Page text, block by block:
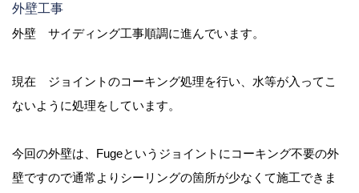
外壁工事
外壁 サイディング工事順調に進んでいます。
現在 ジョイントのコーキング処理を行い、水等が入ってこ
ないように処理をしています。
今回の外壁は、Fugeというジョイントにコーキング不要の外
壁ですので通常よりシーリングの箇所が少なくて施工できま